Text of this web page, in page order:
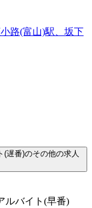
路(富山)駅、坂下
遅番)のその他の求人
ルバイト(早番)